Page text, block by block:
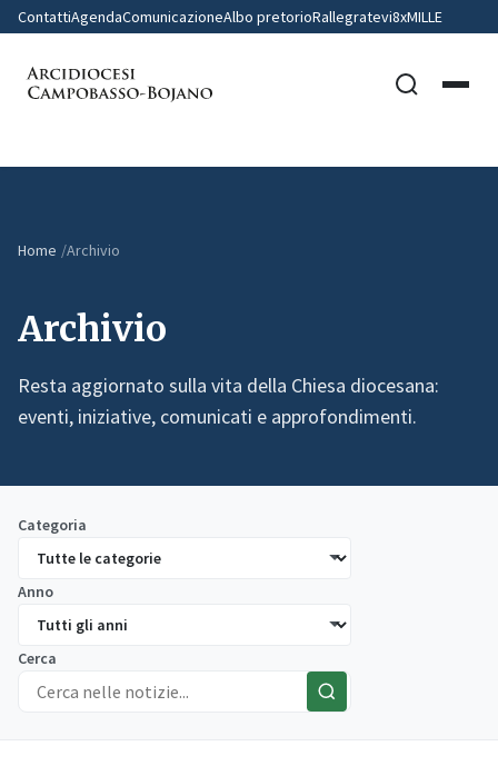
ContattiAgendaComunicazioneAlbo pretorioRallegratevi8xMILLE
Home Archivio
Archivio
Resta aggiornato sulla vita della Chiesa diocesana:
eventi, iniziative, comunicati e approfondimenti.
Categoria
Anno
Cerca